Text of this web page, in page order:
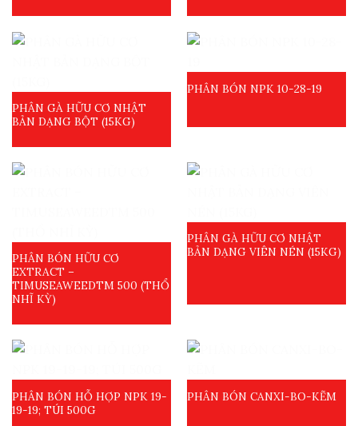
PHÂN GÀ HỮU CƠ NHẬT
BẢN DẠNG BỘT (15KG)
PHÂN BÓN NPK 10-28-19
PHÂN BÓN HỮU CƠ
EXTRACT –
TIMUSEAWEEDTM 500 (THỔ
NHĨ KỲ)
PHÂN GÀ HỮU CƠ NHẬT
BẢN DẠNG VIÊN NÉN (15KG)
PHÂN BÓN HỖ HỢP NPK 19-
19-19; TÚI 500G
PHÂN BÓN CANXI-BO-KẼM